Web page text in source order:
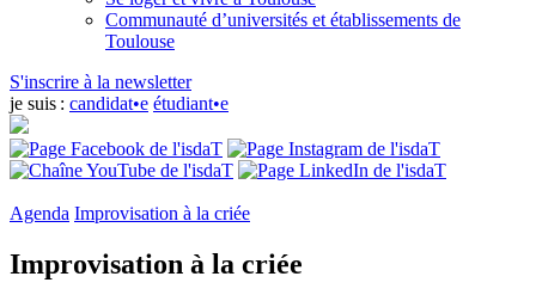
Communauté d’universités et établissements de
Toulouse
S'inscrire à la newsletter
je suis : candidat•e étudiant•e
Agenda Improvisation à la criée
Improvisation à la criée